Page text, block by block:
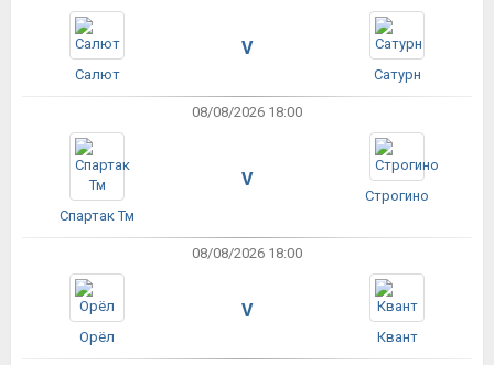
Салют
V
Сатурн
08/08/2026 18:00
Спартак Тм
V
Строгино
08/08/2026 18:00
Орёл
V
Квант